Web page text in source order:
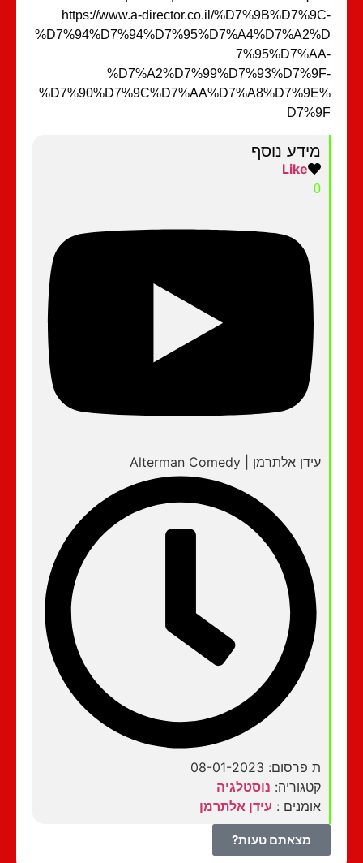
https://www.a-director.co.il/
מידע נוסף
עידן אלתרמן | Alterman Comedy
ת פרסום: 08-01-2023
קטגוריה:נוסטלגיה
אומנים :עידן אלתרמן
מצאתם טעות?